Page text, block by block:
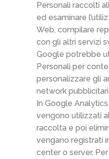
Personali raccolti
ed esaminare
Web, compilare
con gli altri servizi
Google potrebbe
Personali per
personalizzare gli
network
In Google
vengono utilizzati
raccolta e poi
vengano registrati
center o server.